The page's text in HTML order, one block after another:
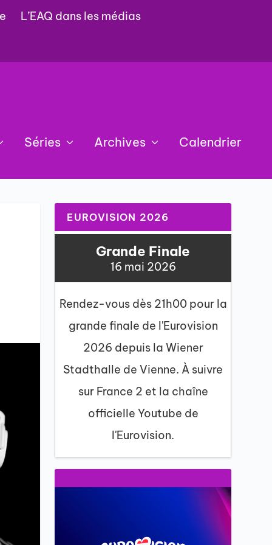
L’EAQ dans les médias
Séries Archives Calendrier
EUROVISION 2026
Grande Finale
16 mai 2026
Rendez-vous dès 21h00 pour la
grande finale de l'Eurovision
2026 depuis la Wiener
Stadthalle de Vienne. À suivre
sur France 2 et la chaîne
officielle Youtube de
l'Eurovision.